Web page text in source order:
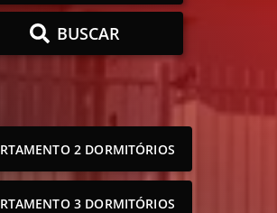
BUSCAR
2 DORMITÓRIOS
3 DORMITÓRIOS